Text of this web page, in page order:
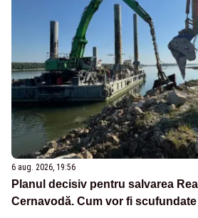
6 aug. 2026, 19:56
Planul decisiv pentru salvarea
Cernavodă. Cum vor fi